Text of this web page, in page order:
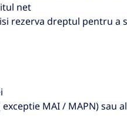
net
rezerva dreptul pentru a
MAI / MAPN) sau